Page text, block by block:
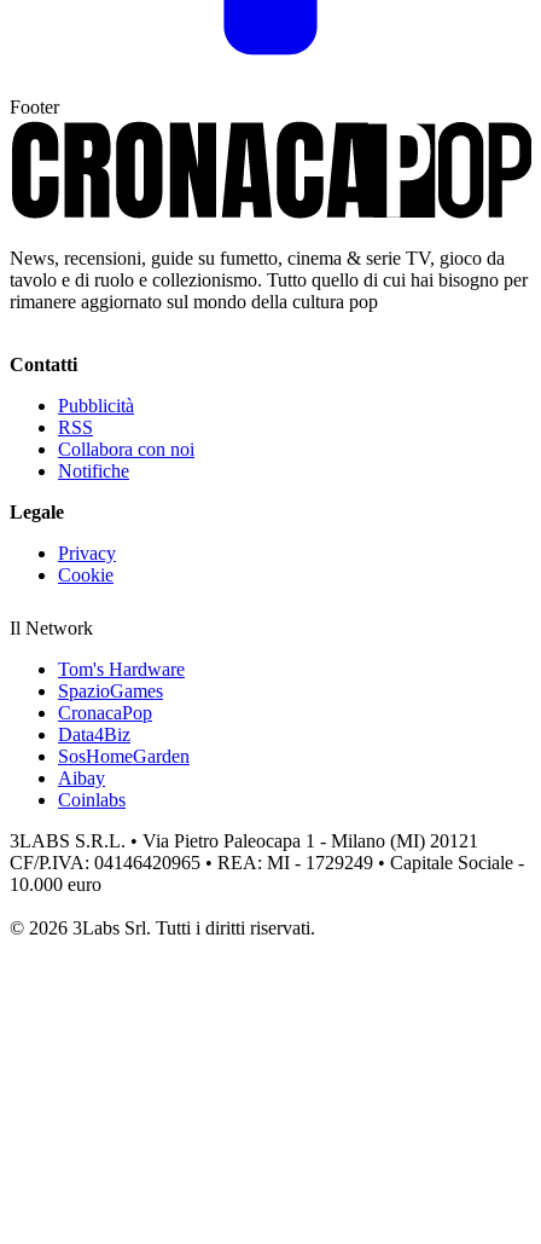
Footer
News, recensioni, guide su fumetto, cinema & serie TV, gioco da
tavolo e di ruolo e collezionismo. Tutto quello di cui hai bisogno per
rimanere aggiornato sul mondo della cultura pop
Contatti
Pubblicità
RSS
Collabora con noi
Notifiche
Legale
Privacy
Cookie
Il Network
Tom's Hardware
SpazioGames
CronacaPop
Data4Biz
SosHomeGarden
Aibay
Coinlabs
3LABS S.R.L. • Via Pietro Paleocapa 1 - Milano (MI) 20121
CF/P.IVA: 04146420965 • REA: MI - 1729249 • Capitale Sociale -
10.000 euro
© 2026 3Labs Srl. Tutti i diritti riservati.